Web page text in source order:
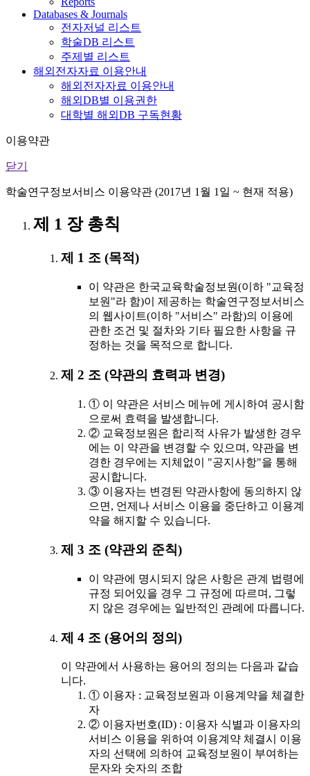
Databases & Journals
전자저널 리스트
학술DB 리스트
주제별 리스트
해외전자자료 이용안내
해외전자자료 이용안내
해외DB별 이용권한
대학별 해외DB 구독현황
이용약관
닫기
학술연구정보서비스 이용약관 (2017년 1월 1일 ~ 현재 적용)
제 1 장 총칙
제 1 조 (목적)
이 약관은 한국교육학술정보원(이하 "교육정
보원"라 함)이 제공하는 학술연구정보서비스
의 웹사이트(이하 "서비스" 라함)의 이용에
관한 조건 및 절차와 기타 필요한 사항을 규
정하는 것을 목적으로 합니다.
제 2 조 (약관의 효력과 변경)
① 이 약관은 서비스 메뉴에 게시하여 공시함
으로써 효력을 발생합니다.
② 교육정보원은 합리적 사유가 발생한 경우
에는 이 약관을 변경할 수 있으며, 약관을 변
경한 경우에는 지체없이 "공지사항"을 통해
공시합니다.
③ 이용자는 변경된 약관사항에 동의하지 않
으면, 언제나 서비스 이용을 중단하고 이용계
약을 해지할 수 있습니다.
제 3 조 (약관외 준칙)
이 약관에 명시되지 않은 사항은 관계 법령에
규정 되어있을 경우 그 규정에 따르며, 그렇
지 않은 경우에는 일반적인 관례에 따릅니다.
제 4 조 (용어의 정의)
이 약관에서 사용하는 용어의 정의는 다음과 같습
니다.
① 이용자 : 교육정보원과 이용계약을 체결한
자
② 이용자번호(ID) : 이용자 식별과 이용자의
서비스 이용을 위하여 이용계약 체결시 이용
자의 선택에 의하여 교육정보원이 부여하는
문자와 숫자의 조합